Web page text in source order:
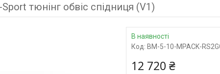
тюнінг обвіс спідниця (V1)
В наявності
Код: BM-5-10-MPACK-
12 720 ₴